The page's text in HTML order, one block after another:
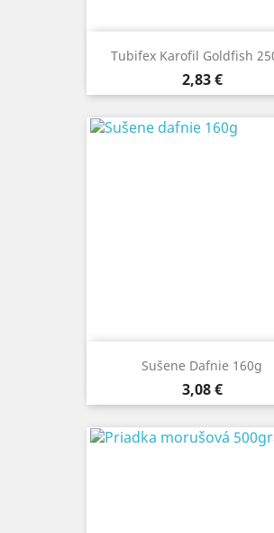
Tubifex Karofil Goldfish
Cena
2,83 €
Sušene Dafnie 160g
Cena
3,08 €